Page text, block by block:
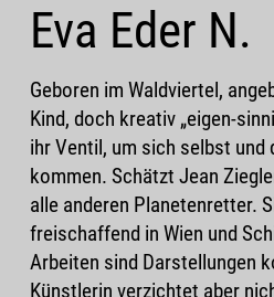
Eva Eder N.
Geboren im Waldviertel,
Kind, doch kreativ „eigen-
ihr Ventil, um sich selbst und
kommen. Schätzt Jean
alle anderen Planetenretter.
freischaffend in Wien und
Arbeiten sind Darstellungen
Künstlerin verzichtet aber